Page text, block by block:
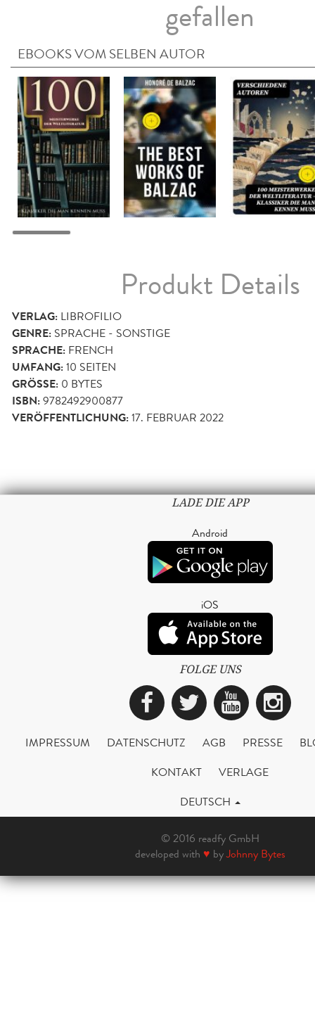
gefallen
EBOOKS VOM SELBEN AUTOR
Produkt Details
VERLAG: LIBROFILIO
GENRE: SPRACHE - SONSTIGE
SPRACHE: FRENCH
UMFANG:10 SEITEN
GRÖSSE: 0 BYTES
ISBN:9782492900877
VERÖFFENTLICHUNG:17. FEBRUAR 2022
LADE DIE APP
Android
iOS
FOLGE UNS
Facebook
Twitter
IMPRESSUM DATENSCHUTZ AGB PRESSE
KONTAKT
VERLAGE
DEUTSCH
© 2016 readfy GmbH
developed with ♥ byJohnny Bytes